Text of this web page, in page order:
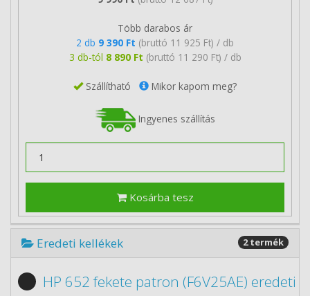
Több darabos ár
2 db 9 390 Ft (bruttó 11 925 Ft) / db
3 db-tól 8 890 Ft (bruttó 11 290 Ft) / db
Szállítható Mikor kapom meg?
Ingyenes szállítás
Kosárba tesz
Eredeti kellékek 2 termék
HP 652 fekete patron (F6V25AE) eredeti